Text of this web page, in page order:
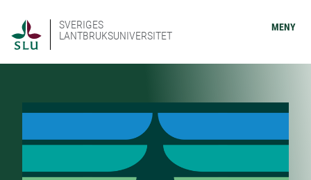
SVERIGES
LANTBRUKSUNIVERSITET
MENY